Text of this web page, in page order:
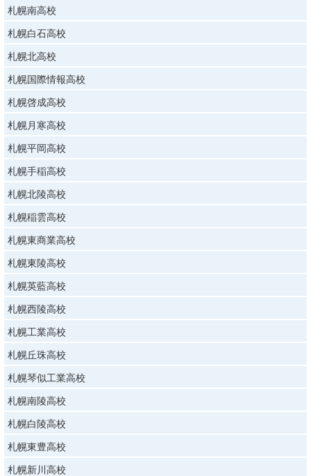
札幌南高校
札幌白石高校
札幌北高校
札幌国際情報高校
札幌啓成高校
札幌月寒高校
札幌平岡高校
札幌手稲高校
札幌北陵高校
札幌稲雲高校
札幌東商業高校
札幌東陵高校
札幌英藍高校
札幌西陵高校
札幌工業高校
札幌丘珠高校
札幌琴似工業高校
札幌南陵高校
札幌白陵高校
札幌東豊高校
札幌新川高校